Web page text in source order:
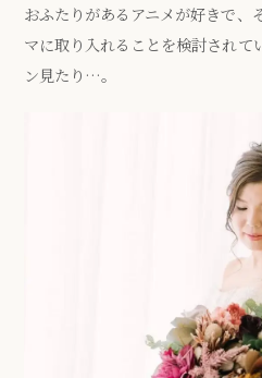
おふたりがあるアニメが好きで、
マに取り入れることを検討されて
ン見たり…。